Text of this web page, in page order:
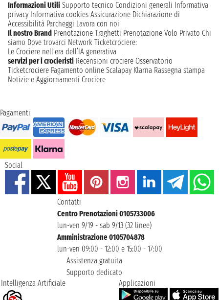
Informazioni Utili Supporto tecnico Condizioni generali Informativa
privacy Informativa cookies Assicurazione Dichiarazione di
Accessibilità Parcheggi Lavora con noi
Il nostro Brand Prenotazione Traghetti Prenotazione Volo Privato Chi
siamo Dove trovarci Network Ticketcrociere:
Le Crociere nell’era dell’IA generativa
servizi per i crocieristi Recensioni crociere Osservatorio
Ticketcrociere Pagamento online Scalapay Klarna Rassegna stampa
Notizie e Aggiornamenti Crociere
Pagamenti
Social
Contatti
Centro Prenotazioni 0105733006
lun-ven 9/19 - sab 9/13 (32 linee)
Amministrazione 0105704878
lun-ven 09:00 - 12:00 e 15:00 - 17:00
Assistenza gratuita
Supporto dedicato
Intelligenza Artificiale
Applicazioni